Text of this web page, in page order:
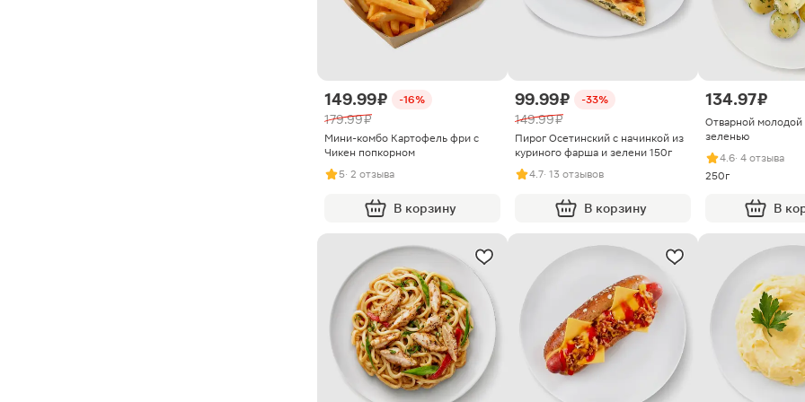
149.99 ₽ -16%
179.99 ₽
Мини-комбо Картофель фри с
Чикен попкорном
5· 2 отзыва
В корзину
99.99 ₽ -33%
149.99 ₽
Пирог Осетинский с начинкой из
куриного фарша и зелени 150г
4.7· 13 отзывов
В корзину
134.97 ₽
Отварной молодой
зеленью
4.6· 4 отзыва
250г
В